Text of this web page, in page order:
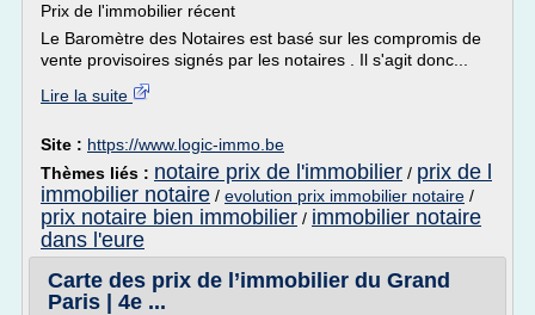
Prix de l'immobilier récent
Le Baromètre des Notaires est basé sur les compromis de
vente provisoires signés par les notaires . Il s'agit donc...
Lire la suite
Site : https://www.logic-immo.be
Thèmes liés : notaire prix de l'immobilier / prix de l
immobilier notaire / evolution prix immobilier notaire /
prix notaire bien immobilier / immobilier notaire
dans l'eure
Carte des prix de l’immobilier du Grand
Paris | 4e ...